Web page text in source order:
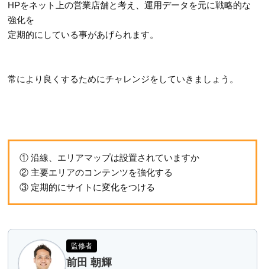
HPをネット上の営業店舗と考え、運用データを元に戦略的な
強化を
定期的にしている事があげられます。
常により良くするためにチャレンジをしていきましょう。
① 沿線、エリアマップは設置されていますか
② 主要エリアのコンテンツを強化する
③ 定期的にサイトに変化をつける
監修者
前田 朝輝